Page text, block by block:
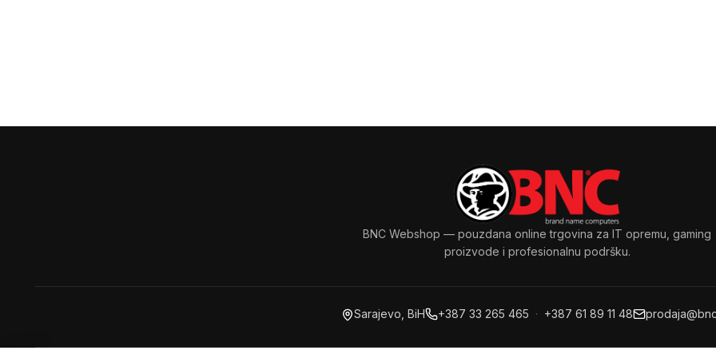
BNC Webshop — pouzdana online trgovina za IT opremu, gaming
proizvode i profesionalnu podršku.
Sarajevo, BiH +387 33 265 465 · +387 61 89 11 48